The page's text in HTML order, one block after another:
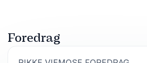
Foredrag